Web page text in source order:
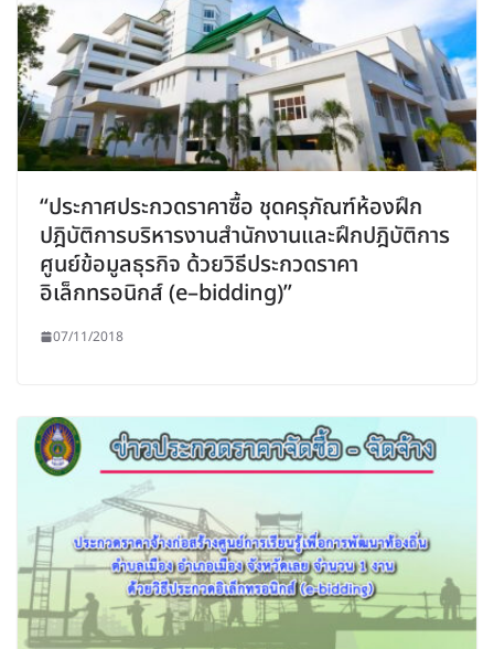
“ประกาศประกวดราคาซื้อ ชุดครุภัณฑ์ห้องฝึก
ปฎิบัติการบริหารงานสำนักงานและฝึกปฎิบัติการ
ศูนย์ข้อมูลธุรกิจ ด้วยวิธีประกวดราคา
อิเล็กทรอนิกส์ (e–bidding)”
07/11/2018